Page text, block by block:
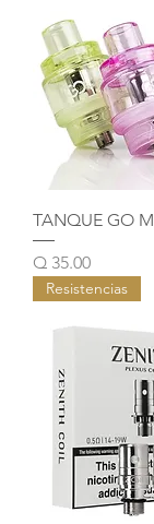
TANQUE GO
Precio
Q 35.00
Resistencias